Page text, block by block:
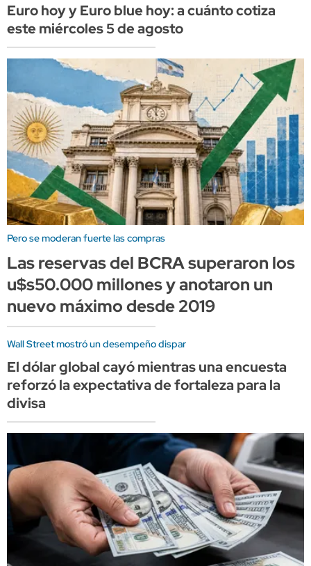
Euro hoy y Euro blue hoy: a cuánto cotiza
este miércoles 5 de agosto
Pero se moderan fuerte las compras
Las reservas del BCRA superaron los
u$s50.000 millones y anotaron un
nuevo máximo desde 2019
Wall Street mostró un desempeño dispar
El dólar global cayó mientras una encuesta
reforzó la expectativa de fortaleza para la
divisa